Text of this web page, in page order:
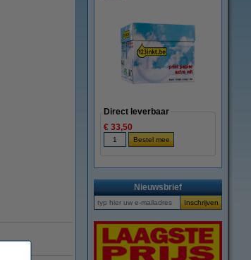
Direct leverbaar
€ 33,50
Nieuwsbrief